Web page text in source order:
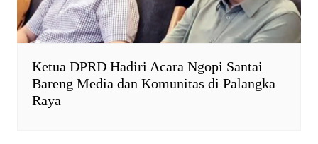
Ketua DPRD Hadiri Acara Ngopi Santai
Bareng Media dan Komunitas di Palangka
Raya